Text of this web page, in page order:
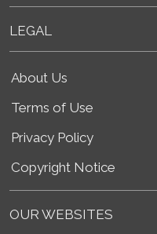
LEGAL
About Us
Terms of Use
Privacy Policy
Copyright Notice
OUR WEBSITES